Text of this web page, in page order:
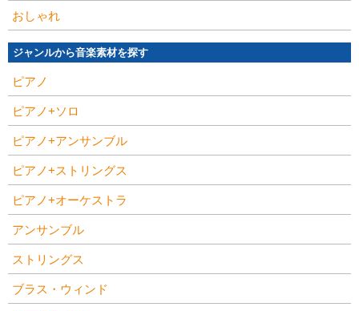
おしゃれ
ジャンルから音楽素材を探す
ピアノ
ピアノ+ソロ
ピアノ+アンサンブル
ピアノ+ストリングス
ピアノ+オーケストラ
アンサンブル
ストリングス
ブラス・ウィンド